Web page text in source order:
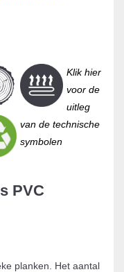
Klik hier
voor de
uitleg
van de technische
symbolen
PVC
planken. Het aantal